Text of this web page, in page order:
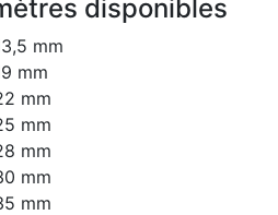
disponibles
mm
mm
mm
mm
mm
mm
mm